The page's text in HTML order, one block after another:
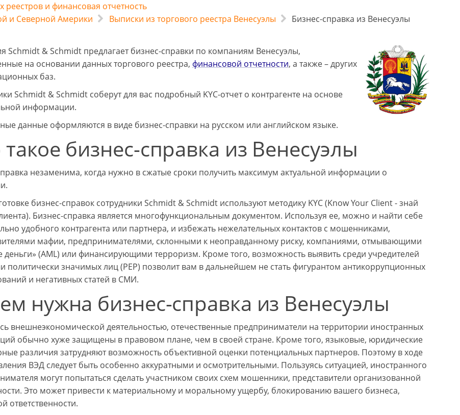
и финансовая отчетность
и Северной Америки
Выписки из торгового реестра Венесуэлы Бизнес-справка из Венесуэлы
Schmidt & Schmidt предлагает бизнес-справки по компаниям Венесуэлы,
на основании данных торгового реестра, финансовой отчетности, а также – других
баз.
Schmidt & Schmidt соберут для вас подробный KYC-отчет о контрагенте на основе
информации.
данные оформляются в виде бизнес-справки на русском или английском языке.
такое бизнес-справка из Венесуэлы
незаменима, когда нужно в сжатые сроки получить максимум актуальной информации о
бизнес-справок сотрудники Schmidt & Schmidt используют методику KYC (Know Your Client - знай
Бизнес-справка является многофункциональным документом. Используя ее, можно и найти себе
удобного контрагента или партнера, и избежать нежелательных контактов с мошенниками,
мафии, предпринимателями, склонными к неоправданному риску, компаниями, отмывающими
деньги» (AML) или финансирующими терроризм. Кроме того, возможность выявить среди учредителей
политически значимых лиц (PEP) позволит вам в дальнейшем не стать фигурантом антикоррупционных
и негативных статей в СМИ.
нужна бизнес-справка из Венесуэлы
внешнеэкономической деятельностью, отечественные предприниматели на территории иностранных
обычно хуже защищены в правовом плане, чем в своей стране. Кроме того, языковые, юридические
различия затрудняют возможность объективной оценки потенциальных партнеров. Поэтому в ходе
ВЭД следует быть особенно аккуратными и осмотрительными. Пользуясь ситуацией, иностранного
могут попытаться сделать участником своих схем мошенники, представители организованной
Это может привести к материальному и моральному ущербу, блокированию вашего бизнеса,
ответственности.